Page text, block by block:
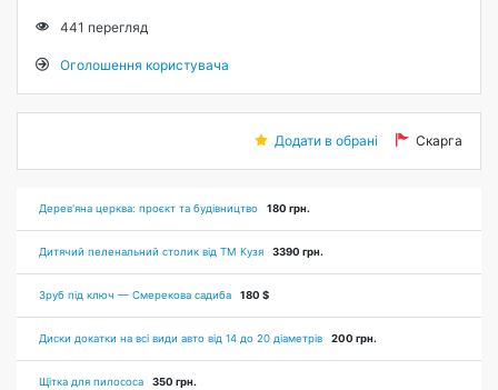
441 перегляд
Оголошення користувача
Скарга
Додати в обрані
Дерев'яна церква: проєкт та будівництво 180 грн.
Дитячий пеленальний столик від ТМ Кузя 3390 грн.
Зруб під ключ — Смерекова садиба 180 $
Диски докатки на всі види авто від 14 до 20 діаметрів 200 грн.
Щітка для пилососа 350 грн.